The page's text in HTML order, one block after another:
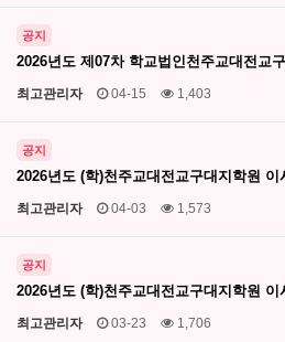
공지
2026년도 제07차 학교법인천주교대전교
최고관리자 04-15 1,403
공지
2026년도 (학)천주교대전교구대지학원
최고관리자 04-03 1,573
공지
2026년도 (학)천주교대전교구대지학원
최고관리자 03-23 1,706